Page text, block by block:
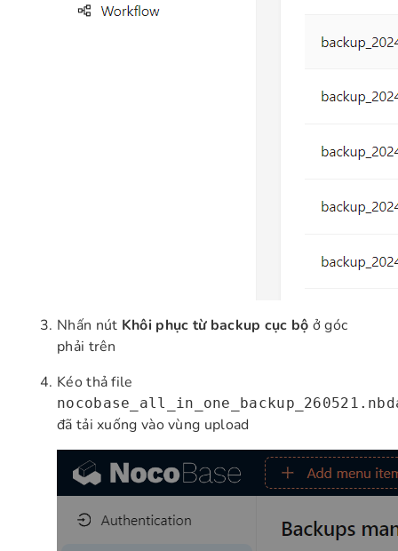
Nhấn nút Khôi phục từ backup cục bộ ở góc
phải trên
Kéo thả file
đã tải xuống vào vùng upload